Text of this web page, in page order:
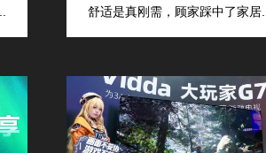
舒适是真刚需，顾家踩中了家居...